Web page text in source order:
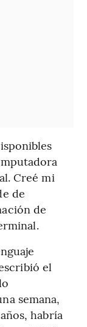
Creé mi
de
de
el
semana,
habría